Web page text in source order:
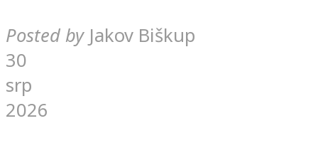
Posted by Jakov Biškup
30
srp
2026